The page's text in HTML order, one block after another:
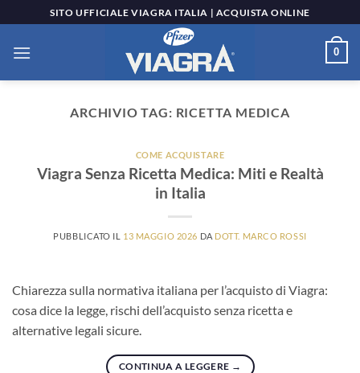
ai
contenuti
SITO UFFICIALE VIAGRA ITALIA | ACQUISTA ONLINE
0
ARCHIVIO TAG: RICETTA MEDICA
COME ACQUISTARE
Viagra Senza Ricetta Medica: Miti e Realtà
in Italia
PUBBLICATO IL 13 MAGGIO 2026 DA DOTT. MARCO ROSSI
Chiarezza sulla normativa italiana per l’acquisto di Viagra:
cosa dice la legge, rischi dell’acquisto senza ricetta e
alternative legali sicure.
CONTINUA A LEGGERE →